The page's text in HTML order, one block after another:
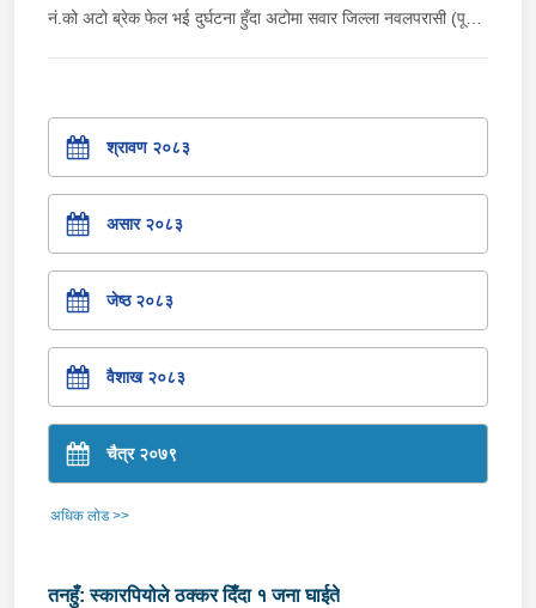
नं.को अटो ब्रेक फेल भई दुर्घटना हुँदा अटोमा सवार जिल्ला नवलपरासी (पूर्व)
बहादुर जि.सी. संलग्न रहेको । अटो घटनास्थलमा नै रहेको ।
तनहुँ: स्कारपियोले ठक्कर दिँदा १ जना घाईते
श्रावण २०८३
असार २०८३
जेष्ठ २०८३
वैशाख २०८३
चैत्र २०७९
अधिक लोड >>